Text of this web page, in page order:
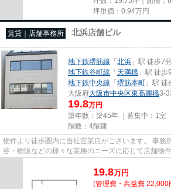
坪単価： 0.94万円
賃貸｜店舗事務所 北浜店舗ビル
地下鉄堺筋線 「北浜 」駅 徒歩7
地下鉄谷町線 「天満橋 」駅 徒歩
地下鉄中央線 「堺筋本町 」駅
大阪府大阪市中央区東高麗橋3-
19.8万円
築年数：築45年 ｜募集中： 1室
階数：4階建
物件より徒歩圏内に当社営業店がございます。 事務
容・物販などの様々な業種のニーズに応じて店舗物
尚、弊社ではおとり広告は一切...
19.8万円
(管理費・共益費 22,000